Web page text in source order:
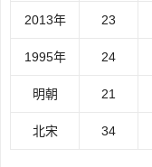
2013年 23
1995年 24
明朝 21
北宋 34